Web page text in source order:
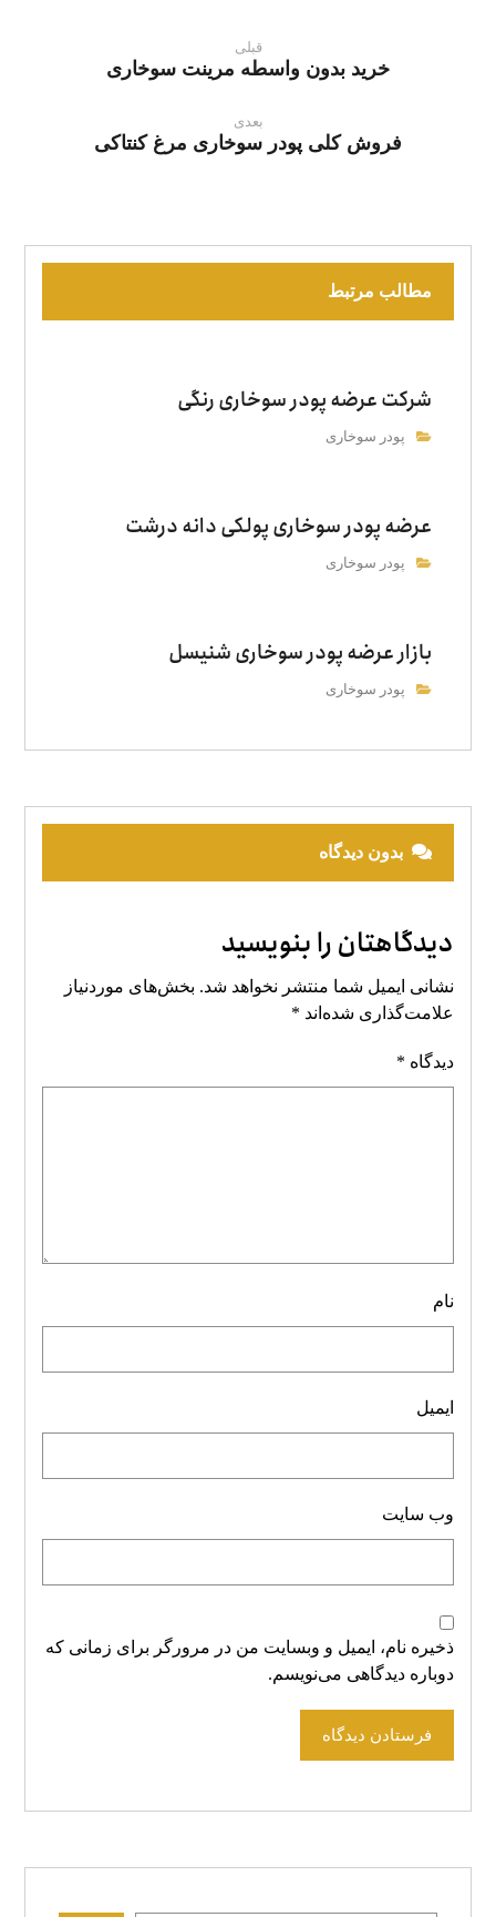
قبلی
خرید بدون واسطه مرینت سوخاری
بعدی
فروش کلی پودر سوخاری مرغ کنتاکی
مطالب مرتبط
شرکت عرضه پودر سوخاری رنگی
پودر سوخاری
عرضه پودر سوخاری پولکی دانه درشت
پودر سوخاری
بازار عرضه پودر سوخاری شنیسل
پودر سوخاری
بدون دیدگاه
دیدگاهتان را بنویسید
نشانی ایمیل شما منتشر نخواهد شد. بخش‌های موردنیاز
علامت‌گذاری شده‌اند *
دیدگاه *
نام
ایمیل
وب‌ سایت
ذخیره نام، ایمیل و وبسایت من در مرورگر برای زمانی که
دوباره دیدگاهی می‌نویسم.
فرستادن دیدگاه